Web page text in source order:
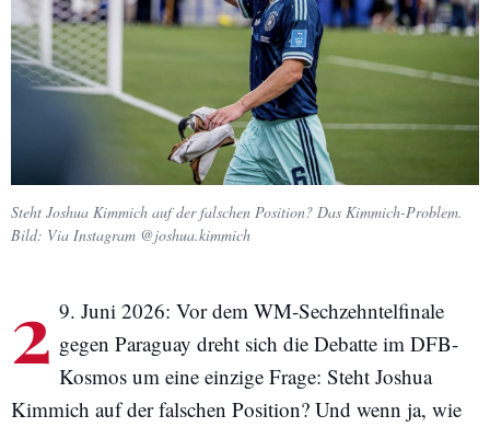
Steht Joshua Kimmich auf der falschen Position? Das Kimmich-Problem.
Bild: Via Instagram @joshua.kimmich
2 9. Juni 2026: Vor dem WM-Sechzehntelfinale
gegen Paraguay dreht sich die Debatte im DFB-
Kosmos um eine einzige Frage: Steht Joshua
Kimmich auf der falschen Position? Und wenn ja, wie